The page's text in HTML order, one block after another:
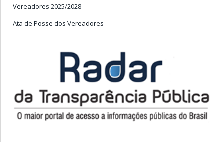
Vereadores 2025/2028
Ata de Posse dos Vereadores